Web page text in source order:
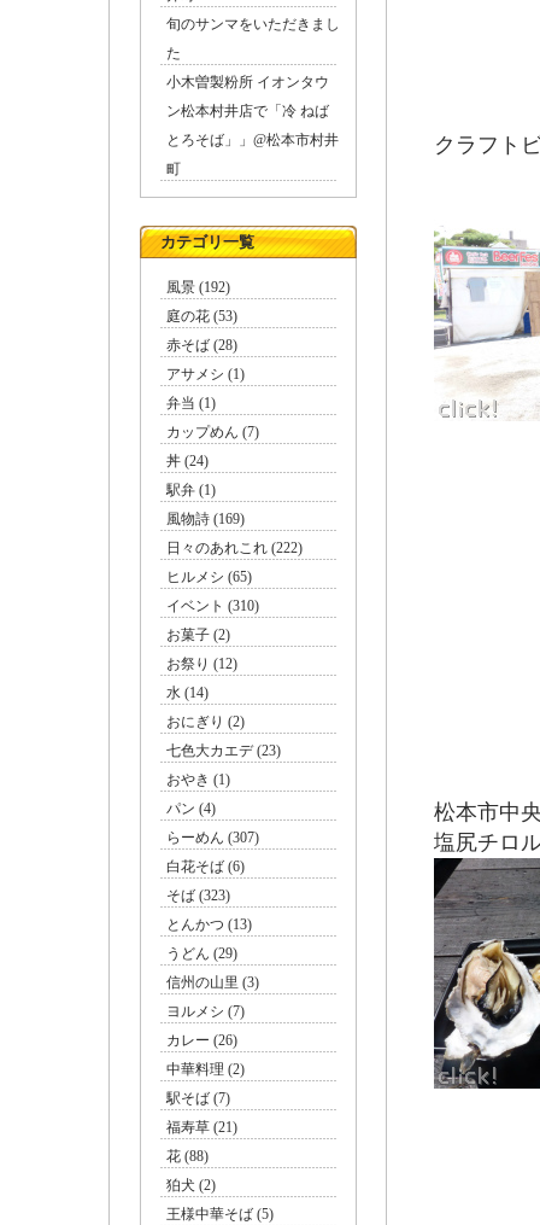
旬のサンマをいただきまし
た
小木曽製粉所 イオンタウ
ン松本村井店で「冷 ねば
とろそば」」@松本市村井
町
カテゴリ一覧
風景 (192)
庭の花 (53)
赤そば (28)
アサメシ (1)
弁当 (1)
カップめん (7)
丼 (24)
駅弁 (1)
風物詩 (169)
日々のあれこれ (222)
ヒルメシ (65)
イベント (310)
お菓子 (2)
お祭り (12)
水 (14)
おにぎり (2)
七色大カエデ (23)
おやき (1)
パン (4)
らーめん (307)
白花そば (6)
そば (323)
とんかつ (13)
うどん (29)
信州の山里 (3)
ヨルメシ (7)
カレー (26)
中華料理 (2)
駅そば (7)
福寿草 (21)
花 (88)
狛犬 (2)
王様中華そば (5)
クラフト
松本市中
塩尻チロ